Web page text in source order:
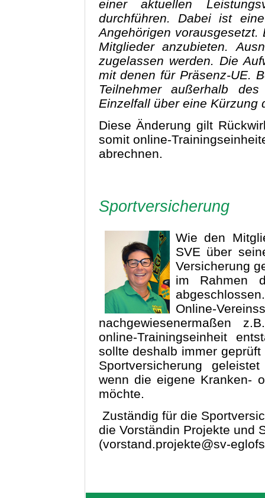
einer aktuellen
durchführen. Dabei ist
Angehörigen
Mitglieder anzubieten.
zugelassen werden. Die
mit denen für Präsenz-UE.
Teilnehmer außerhalb
Einzelfall über eine Kürzung
Diese Änderung gilt
somit online-
abrechnen.
Sportversicherung
Wie den
SVE über
Versicherung
im Rahmen
Online-
nachgewiesenermaßen
online-Trainingseinheit
sollte deshalb immer
Sportversicherung
wenn die eigene Kranken-
möchte.
Zuständig für die
die Vorständin Projekte und
(vorstand.projekte@sv-